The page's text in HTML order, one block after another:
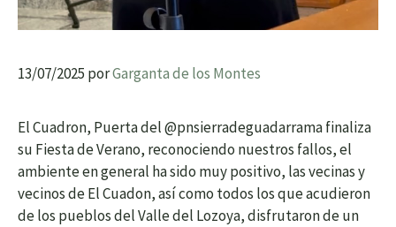
13/07/2025 porGarganta de los Montes
El Cuadron, Puerta del @pnsierradeguadarrama finaliza
su Fiesta de Verano, reconociendo nuestros fallos, el
ambiente en general ha sido muy positivo, las vecinas y
vecinos de El Cuadon, así como todos los que acudieron
de los pueblos del Valle del Lozoya, disfrutaron de un